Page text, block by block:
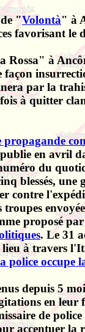
"Volontà" à
favorisant
à
façon
par la
à quitter
propagande
en avril
du
blessés,
contre
proposé
. Le 31
à travers
police
depuis 5
en leur
de
accentuer